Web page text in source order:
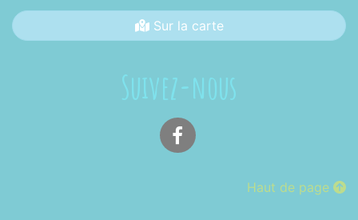
Sur la carte
Suivez-nous
Haut de page